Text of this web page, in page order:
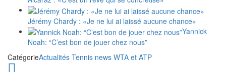
Jérémy Chardy : «Je ne lui ai laissé aucune chance»
Yannick
Noah: “C’est bon de jouer chez nous”
CatégorieActualités Tennis news WTA et ATP